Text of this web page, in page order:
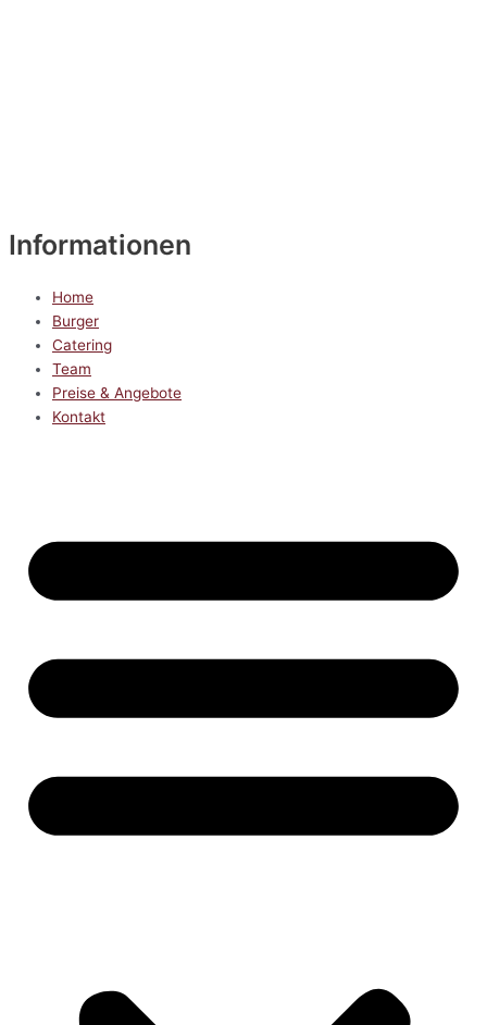
Informationen
Home
Burger
Catering
Team
Preise & Angebote
Kontakt